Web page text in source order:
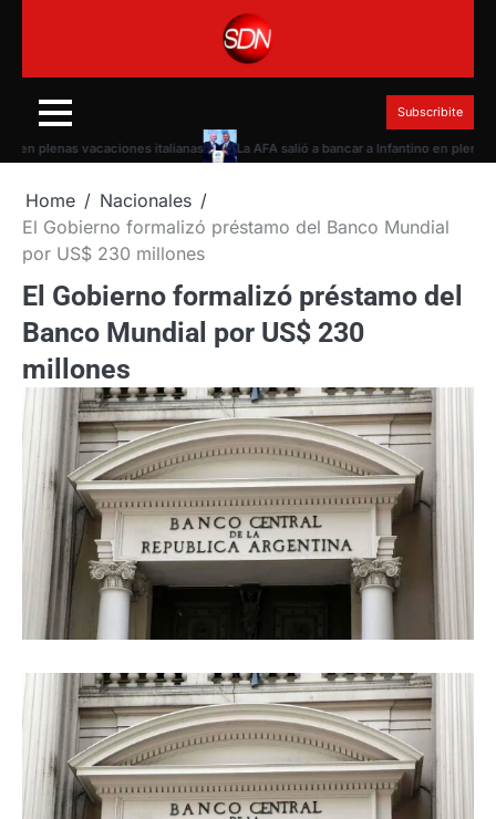
Subscribite
plenas vacaciones italianas La AFA salió a bancar a Infantino en plena
Home
Nacionales
El Gobierno formalizó préstamo del Banco Mundial
por US$ 230 millones
El Gobierno formalizó préstamo del
Banco Mundial por US$ 230
millones